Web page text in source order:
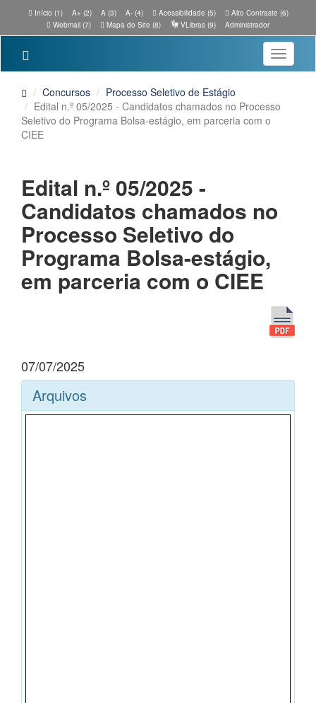
Início (1) A+ (2) A (3) A- (4) Acessibilidade (5)
Alto Contraste (6)
Webmail (7)
Mapa do Site (8) VLibras (9) Administrador
Toggle
Concursos
Processo Seletivo de Estágio
Edital n.º 05/2025 - Candidatos chamados no Processo
Seletivo do Programa Bolsa-estágio, em parceria com o
CIEE
Edital n.º 05/2025 -
Candidatos chamados no
Processo Seletivo do
Programa Bolsa-estágio,
em parceria com o CIEE
07/07/2025
Arquivos